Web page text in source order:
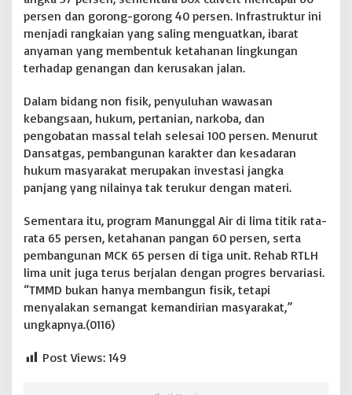
persen dan gorong-gorong 40 persen. Infrastruktur ini
menjadi rangkaian yang saling menguatkan, ibarat
anyaman yang membentuk ketahanan lingkungan
terhadap genangan dan kerusakan jalan.
Dalam bidang non fisik, penyuluhan wawasan
kebangsaan, hukum, pertanian, narkoba, dan
pengobatan massal telah selesai 100 persen. Menurut
Dansatgas, pembangunan karakter dan kesadaran
hukum masyarakat merupakan investasi jangka
panjang yang nilainya tak terukur dengan materi.
Sementara itu, program Manunggal Air di lima titik rata-
rata 65 persen, ketahanan pangan 60 persen, serta
pembangunan MCK 65 persen di tiga unit. Rehab RTLH
lima unit juga terus berjalan dengan progres bervariasi.
“TMMD bukan hanya membangun fisik, tetapi
menyalakan semangat kemandirian masyarakat,”
ungkapnya.(0116)
Post Views: 149